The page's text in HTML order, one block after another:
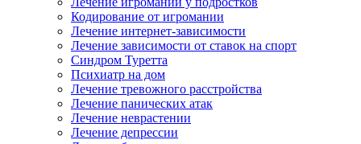
Кодирование от игромании
Лечение интернет-зависимости
Лечение зависимости от ставок на спорт
Синдром Туретта
Психиатр на дом
Лечение тревожного расстройства
Лечение панических атак
Лечение неврастении
Лечение депрессии